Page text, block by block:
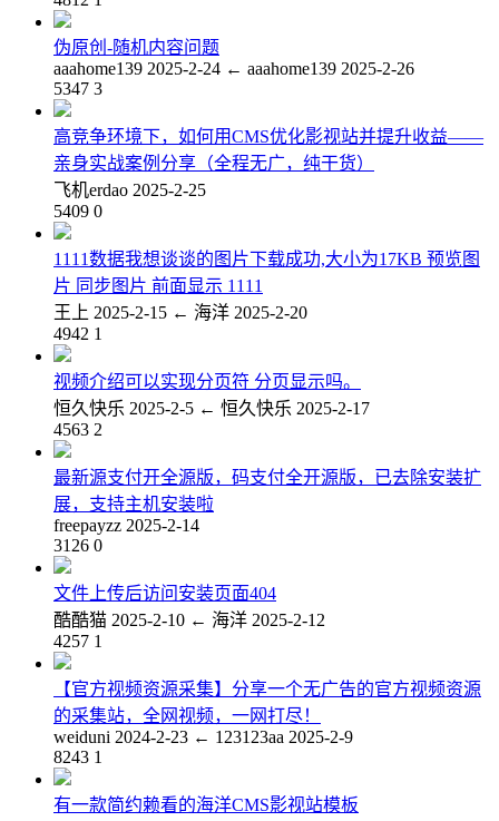
伪原创-随机内容问题
aaahome139 2025-2-24 ← aaahome139 2025-2-26
5347 3
高竞争环境下，如何用CMS优化影视站并提升收益——
亲身实战案例分享（全程无广，纯干货）
飞机erdao 2025-2-25
5409 0
1111数据我想谈谈的图片下载成功,大小为17KB 预览图
片 同步图片 前面显示 1111
王上 2025-2-15 ← 海洋 2025-2-20
4942 1
视频介绍可以实现分页符 分页显示吗。
恒久快乐 2025-2-5 ← 恒久快乐 2025-2-17
4563 2
最新源支付开全源版，码支付全开源版，已去除安装扩
展，支持主机安装啦
freepayzz 2025-2-14
3126 0
文件上传后访问安装页面404
酷酷猫 2025-2-10 ← 海洋 2025-2-12
4257 1
【官方视频资源采集】分享一个无广告的官方视频资源
的采集站，全网视频，一网打尽！
weiduni 2024-2-23 ← 123123aa 2025-2-9
8243 1
有一款简约赖看的海洋CMS影视站模板